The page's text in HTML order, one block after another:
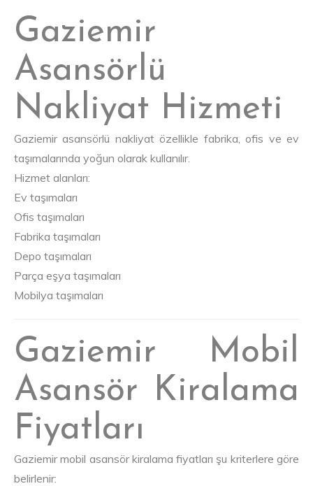
Gaziemir
Asansörlü
Nakliyat Hizmeti
Gaziemir asansörlü nakliyat özellikle fabrika, ofis ve ev
taşımalarında yoğun olarak kullanılır.
Hizmet alanları:
Ev taşımaları
Ofis taşımaları
Fabrika taşımaları
Depo taşımaları
Parça eşya taşımaları
Mobilya taşımaları
Gaziemir Mobil
Asansör Kiralama
Fiyatları
Gaziemir mobil asansör kiralama fiyatları şu kriterlere göre
belirlenir: